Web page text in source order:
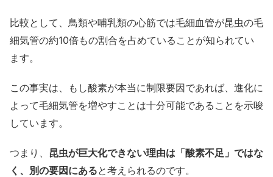
比較として、鳥類や哺乳類の心筋では毛細血管が昆虫の毛
細気管の約10倍もの割合を占めていることが知られてい
ます。
この事実は、もし酸素が本当に制限要因であれば、進化に
よって毛細気管を増やすことは十分可能であることを示唆
しています。
つまり、 昆虫が巨大化できない理由は「酸素不足」ではな
く、別の要因にあると考えられるのです。